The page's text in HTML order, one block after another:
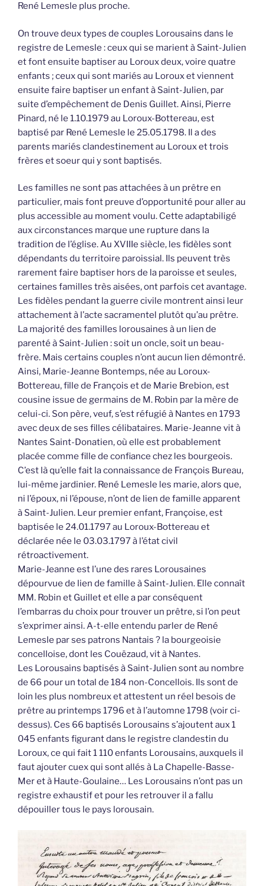
René Lemesle plus proche.
On trouve deux types de couples Lorousains dans le
registre de Lemesle : ceux qui se marient à Saint-Julien
et font ensuite baptiser au Loroux deux, voire quatre
enfants ; ceux qui sont mariés au Loroux et viennent
ensuite faire baptiser un enfant à Saint-Julien, par
suite d’empêchement de Denis Guillet. Ainsi, Pierre
Pinard, né le 1.10.1979 au Loroux-Bottereau, est
baptisé par René Lemesle le 25.05.1798. Il a des
parents mariés clandestinement au Loroux et trois
frères et soeur qui y sont baptisés.
Les familles ne sont pas attachées à un prêtre en
particulier, mais font preuve d’opportunité pour aller au
plus accessible au moment voulu. Cette adaptabiligé
aux circonstances marque une rupture dans la
tradition de l’église. Au XVIIIe siècle, les fidèles sont
dépendants du territoire paroissial. Ils peuvent très
rarement faire baptiser hors de la paroisse et seules,
certaines familles très aisées, ont parfois cet avantage.
Les fidèles pendant la guerre civile montrent ainsi leur
attachement à l’acte sacramentel plutôt qu’au prêtre.
La majorité des familles lorousaines à un lien de
parenté à Saint-Julien : soit un oncle, soit un beau-
frère. Mais certains couples n’ont aucun lien démontré.
Ainsi, Marie-Jeanne Bontemps, née au Loroux-
Bottereau, fille de François et de Marie Brebion, est
cousine issue de germains de M. Robin par la mère de
celui-ci. Son père, veuf, s’est réfugié à Nantes en 1793
avec deux de ses filles célibataires. Marie-Jeanne vit à
Nantes Saint-Donatien, où elle est probablement
placée comme fille de confiance chez les bourgeois.
C’est là qu’elle fait la connaissance de François Bureau,
lui-même jardinier. René Lemesle les marie, alors que,
ni l’époux, ni l’épouse, n’ont de lien de famille apparent
à Saint-Julien. Leur premier enfant, Françoise, est
baptisée le 24.01.1797 au Loroux-Bottereau et
déclarée née le 03.03.1797 à l’état civil
rétroactivement.
Marie-Jeanne est l’une des rares Lorousaines
dépourvue de lien de famille à Saint-Julien. Elle connaît
MM. Robin et Guillet et elle a par conséquent
l’embarras du choix pour trouver un prêtre, si l’on peut
s’exprimer ainsi. A-t-elle entendu parler de René
Lemesle par ses patrons Nantais ? la bourgeoisie
concelloise, dont les Couëzaud, vit à Nantes.
Les Lorousains baptisés à Saint-Julien sont au nombre
de 66 pour un total de 184 non-Concellois. Ils sont de
loin les plus nombreux et attestent un réel besois de
prêtre au printemps 1796 et à l’automne 1798 (voir ci-
dessus). Ces 66 baptisés Lorousains s’ajoutent aux 1
045 enfants figurant dans le registre clandestin du
Loroux, ce qui fait 1 110 enfants Lorousains, auxquels il
faut ajouter cuex qui sont allés à La Chapelle-Basse-
Mer et à Haute-Goulaine… Les Lorousains n’ont pas un
registre exhaustif et pour les retrouver il a fallu
dépouiller tous le pays lorousain.